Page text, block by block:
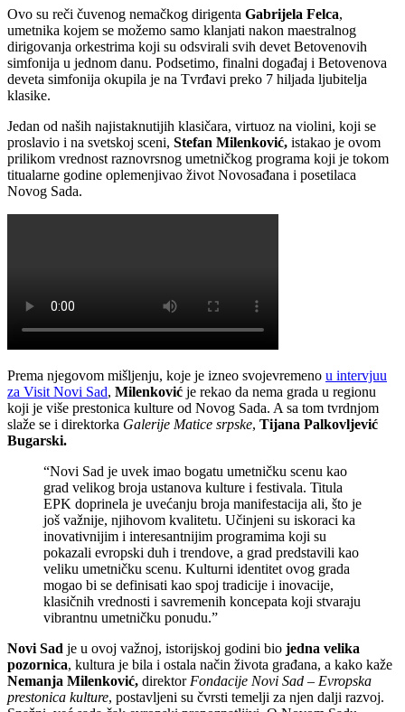
Ovo su reči čuvenog nemačkog dirigenta Gabrijela Felca,
umetnika kojem se možemo samo klanjati nakon maestralnog
dirigovanja orkestrima koji su odsvirali svih devet Betovenovih
simfonija u jednom danu. Podsetimo, finalni događaj i Betovenova
deveta simfonija okupila je na Tvrđavi preko 7 hiljada ljubitelja
klasike.
Jedan od naših najistaknutijih klasičara, virtuoz na violini, koji se
proslavio i na svetskoj sceni, Stefan Milenković, istakao je ovom
prilikom vrednost raznovrsnog umetničkog programa koji je tokom
titualarne godine oplemenjivao život Novosađana i posetilaca
Novog Sada.
Prema njegovom mišljenju, koje je izneo svojevremeno u intervjuu
za Visit Novi Sad, Milenković je rekao da nema grada u regionu
koji je više prestonica kulture od Novog Sada. A sa tom tvrdnjom
slaže se i direktorka Galerije Matice srpske, Tijana Palkovljević
Bugarski.
“Novi Sad je uvek imao bogatu umetničku scenu kao
grad velikog broja ustanova kulture i festivala. Titula
EPK doprinela je uvećanju broja manifestacija ali, što je
još važnije, njihovom kvalitetu. Učinjeni su iskoraci ka
inovativnijim i interesantnijim programima koji su
pokazali evropski duh i trendove, a grad predstavili kao
veliku umetničku scenu. Kulturni identitet ovog grada
mogao bi se definisati kao spoj tradicije i inovacije,
klasičnih vrednosti i savremenih koncepata koji stvaraju
vibrantnu umetničku ponudu.”
Novi Sad je u ovoj važnoj, istorijskoj godini bio jedna velika
pozornica, kultura je bila i ostala način života građana, a kako kaže
Nemanja Milenković, direktor Fondacije Novi Sad – Evropska
prestonica kulture, postavljeni su čvrsti temelji za njen dalji razvoj.